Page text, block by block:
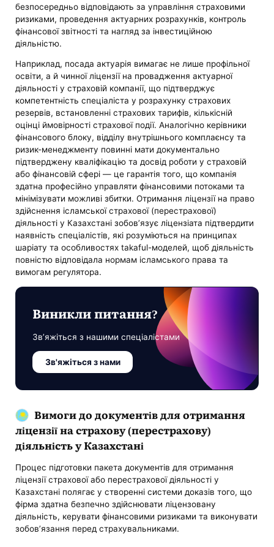
безпосередньо відповідають за управління страховими
ризиками, проведення актуарних розрахунків, контроль
фінансової звітності та нагляд за інвестиційною
діяльністю.
Наприклад, посада актуарія вимагає не лише профільної
освіти, а й чинної ліцензії на провадження актуарної
діяльності у страховій компанії, що підтверджує
компетентність спеціаліста у розрахунку страхових
резервів, встановленні страхових тарифів, кількісній
оцінці ймовірності страхової події. Аналогічно керівники
фінансового блоку, відділу внутрішнього комплаєнсу та
ризик-менеджменту повинні мати документально
підтверджену кваліфікацію та досвід роботи у страховій
або фінансовій сфері — це гарантія того, що компанія
здатна професійно управляти фінансовими потоками та
мінімізувати можливі збитки. Отримання ліцензії на право
здійснення ісламської страхової (перестрахової)
діяльності у Казахстані зобов’язує ліцензіата підтвердити
наявність спеціалістів, які розуміються на принципах
шаріату та особливостях takaful-моделей, щоб діяльність
повністю відповідала нормам ісламського права та
вимогам регулятора.
Виникли питання?
Зв’яжіться з нашими спеціалістами
Зв'яжіться з нами
Вимоги до документів для отримання
ліцензії на страхову (перестрахову)
діяльність у Казахстані
Процес підготовки пакета документів для отримання
ліцензії страхової або перестрахової діяльності у
Казахстані полягає у створенні системи доказів того, що
фірма здатна безпечно здійснювати ліцензовану
діяльність, керувати фінансовими ризиками та виконувати
зобов’язання перед страхувальниками.